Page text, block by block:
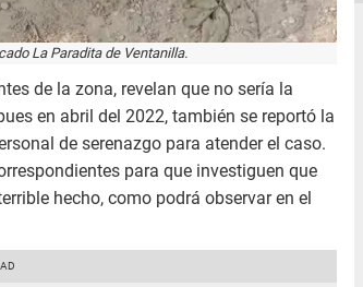
La Paradita de Ventanilla.
de la zona, revelan que no sería la
en abril del 2022, también se reportó la
de serenazgo para atender el caso.
para que investiguen que
hecho, como podrá observar en el